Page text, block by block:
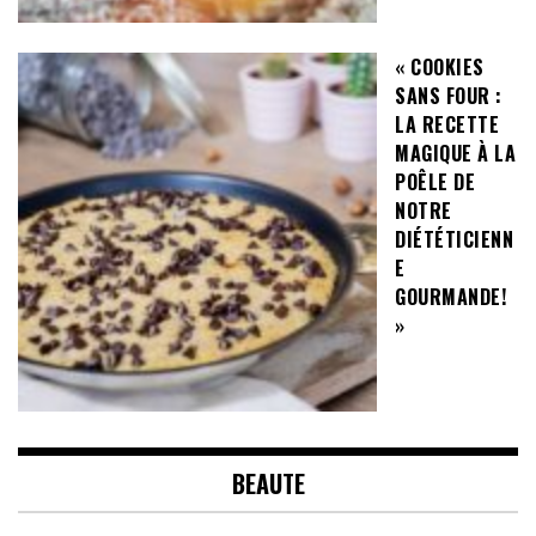
« COOKIES
SANS FOUR :
LA RECETTE
MAGIQUE À LA
POÊLE DE
NOTRE
DIÉTÉTICIENN
E
GOURMANDE!
»
BEAUTE